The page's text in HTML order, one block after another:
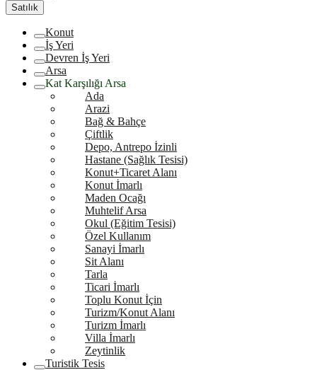
Satılık
Konut
İş Yeri
Devren İş Yeri
Arsa
Kat Karşılığı Arsa
Ada
Arazi
Bağ & Bahçe
Çiftlik
Depo, Antrepo İzinli
Hastane (Sağlık Tesisi)
Konut+Ticaret Alanı
Konut İmarlı
Maden Ocağı
Muhtelif Arsa
Okul (Eğitim Tesisi)
Özel Kullanım
Sanayi İmarlı
Sit Alanı
Tarla
Ticari İmarlı
Toplu Konut İçin
Turizm/Konut Alanı
Turizm İmarlı
Villa İmarlı
Zeytinlik
Turistik Tesis